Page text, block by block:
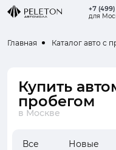
+7
для
Главная Каталог авто с
Купить
пробегом
в Москве
Все Новые